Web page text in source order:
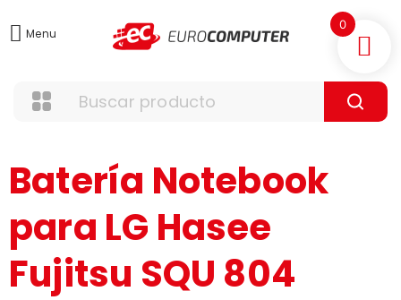
Menu
Batería Notebook
para LG Hasee
Fujitsu SQU 804
0